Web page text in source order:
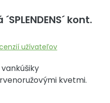
kont.
užívateľov
kvetmi.